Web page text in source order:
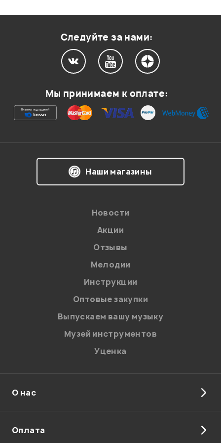
Ваша оценка:
на обработку персональных данных в
Политикой в отношении обработки
персональных данных.
Введите проверочное число:
Отправить
Следуйте за нами:
Мы принимаем к оплате:
Наши магазины
Новости
Акции
Отзывы
Мелодии
Инструкции
Оптовые закупки
Выпускаем вашу музыку
Музей инструментов
Уценка
О нас
Оплата